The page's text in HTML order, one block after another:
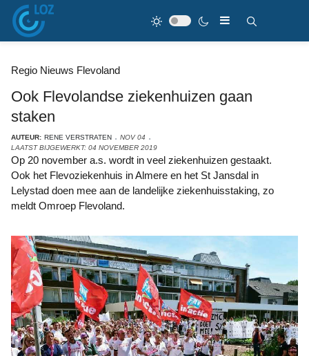
Regio Nieuws Flevoland
Ook Flevolandse ziekenhuizen gaan
staken
AUTEUR: RENE VERSTRATEN
NOV 04
LAATST BIJGEWERKT: 04 NOVEMBER 2019
Op 20 november a.s. wordt in veel ziekenhuizen gestaakt.
Ook het Flevoziekenhuis in Almere en het St Jansdal in
Lelystad doen mee aan de landelijke ziekenhuisstaking, zo
meldt Omroep Flevoland.